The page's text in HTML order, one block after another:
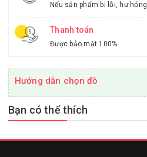
Nếu sản phẩm bị lỗi, hư hỏng
Thanh toán
Được bảo mật 100%
Hướng dẫn chọn đồ
Bạn có thể thích